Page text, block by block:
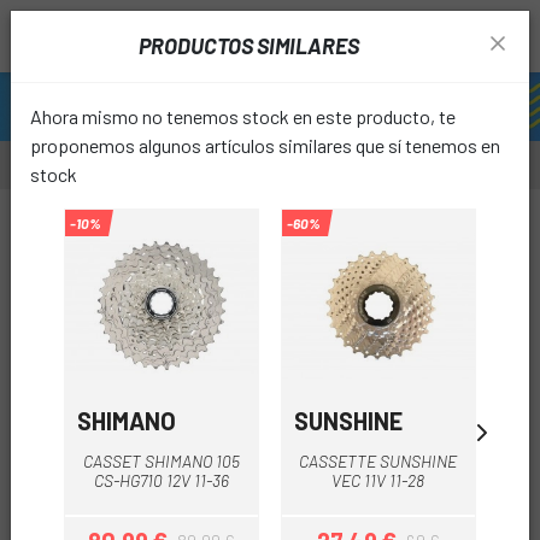
PRODUCTOS SIMILARES
Ahora mismo no tenemos stock en este producto, te
proponemos algunos artículos similares que sí tenemos en
stock
-10%
SHIMANO
CASSET SHIMANO 105
CS-HG710 12V 11-36
-60%
SUNSHINE
CASSETTE SUNSHINE
VEC 11V 11-28